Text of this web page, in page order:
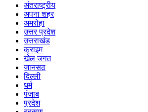
अंतराष्ट्रीय
अपना शहर
अमरोहा
उत्तर प्रदेश
उत्तराखंड
क्राइम
खेल जगत
जानसठ
दिल्ली
धर्म
पंजाब
प्रदेश